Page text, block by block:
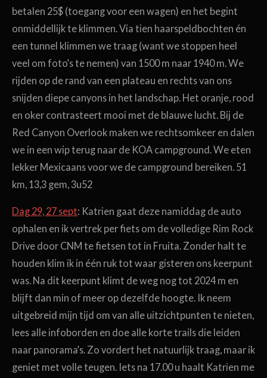
betalen 25$ (toegang voor een wagen) en het begint
onmiddellijk te klimmen. Via tien haarspeldbochten én
een tunnel klimmen we traag (want we stoppen heel
veel om foto’s te nemen) van 1500 m naar 1940 m. We
rijden op de rand van een plateau en rechts van ons
snijden diepe canyons in het landschap. Het oranje, rood
en oker contrasteert mooi met de blauwe lucht. Bij de
Red Canyon Overlook maken we rechtsomkeer en dalen
we in een wip terug naar de KOA campground. We eten
lekker Mexicaans voor we de campground bereiken. 51
km, 13,3 gem, 3u52
Dag 29, 27 sept: Katrien gaat deze namiddag de auto
ophalen en ik vertrek per fiets om de volledige Rim Rock
Drive door CNM te fietsen tot in Fruita. Zonder halt te
houden klim ik in één ruk tot waar gisteren ons keerpunt
was. Na dit keerpunt klimt de weg nog tot 2024 m en
blijft dan min of meer op dezelfde hoogte. Ik neem
uitgebreid mijn tijd om van alle uitzichtpunten te nieten,
lees alle infoborden en doe alle korte trails die leiden
naar panorama’s. Zo vordert het natuurlijk traag, maar ik
geniet met volle teugen. Iets na 17.00 u haalt Katrien me